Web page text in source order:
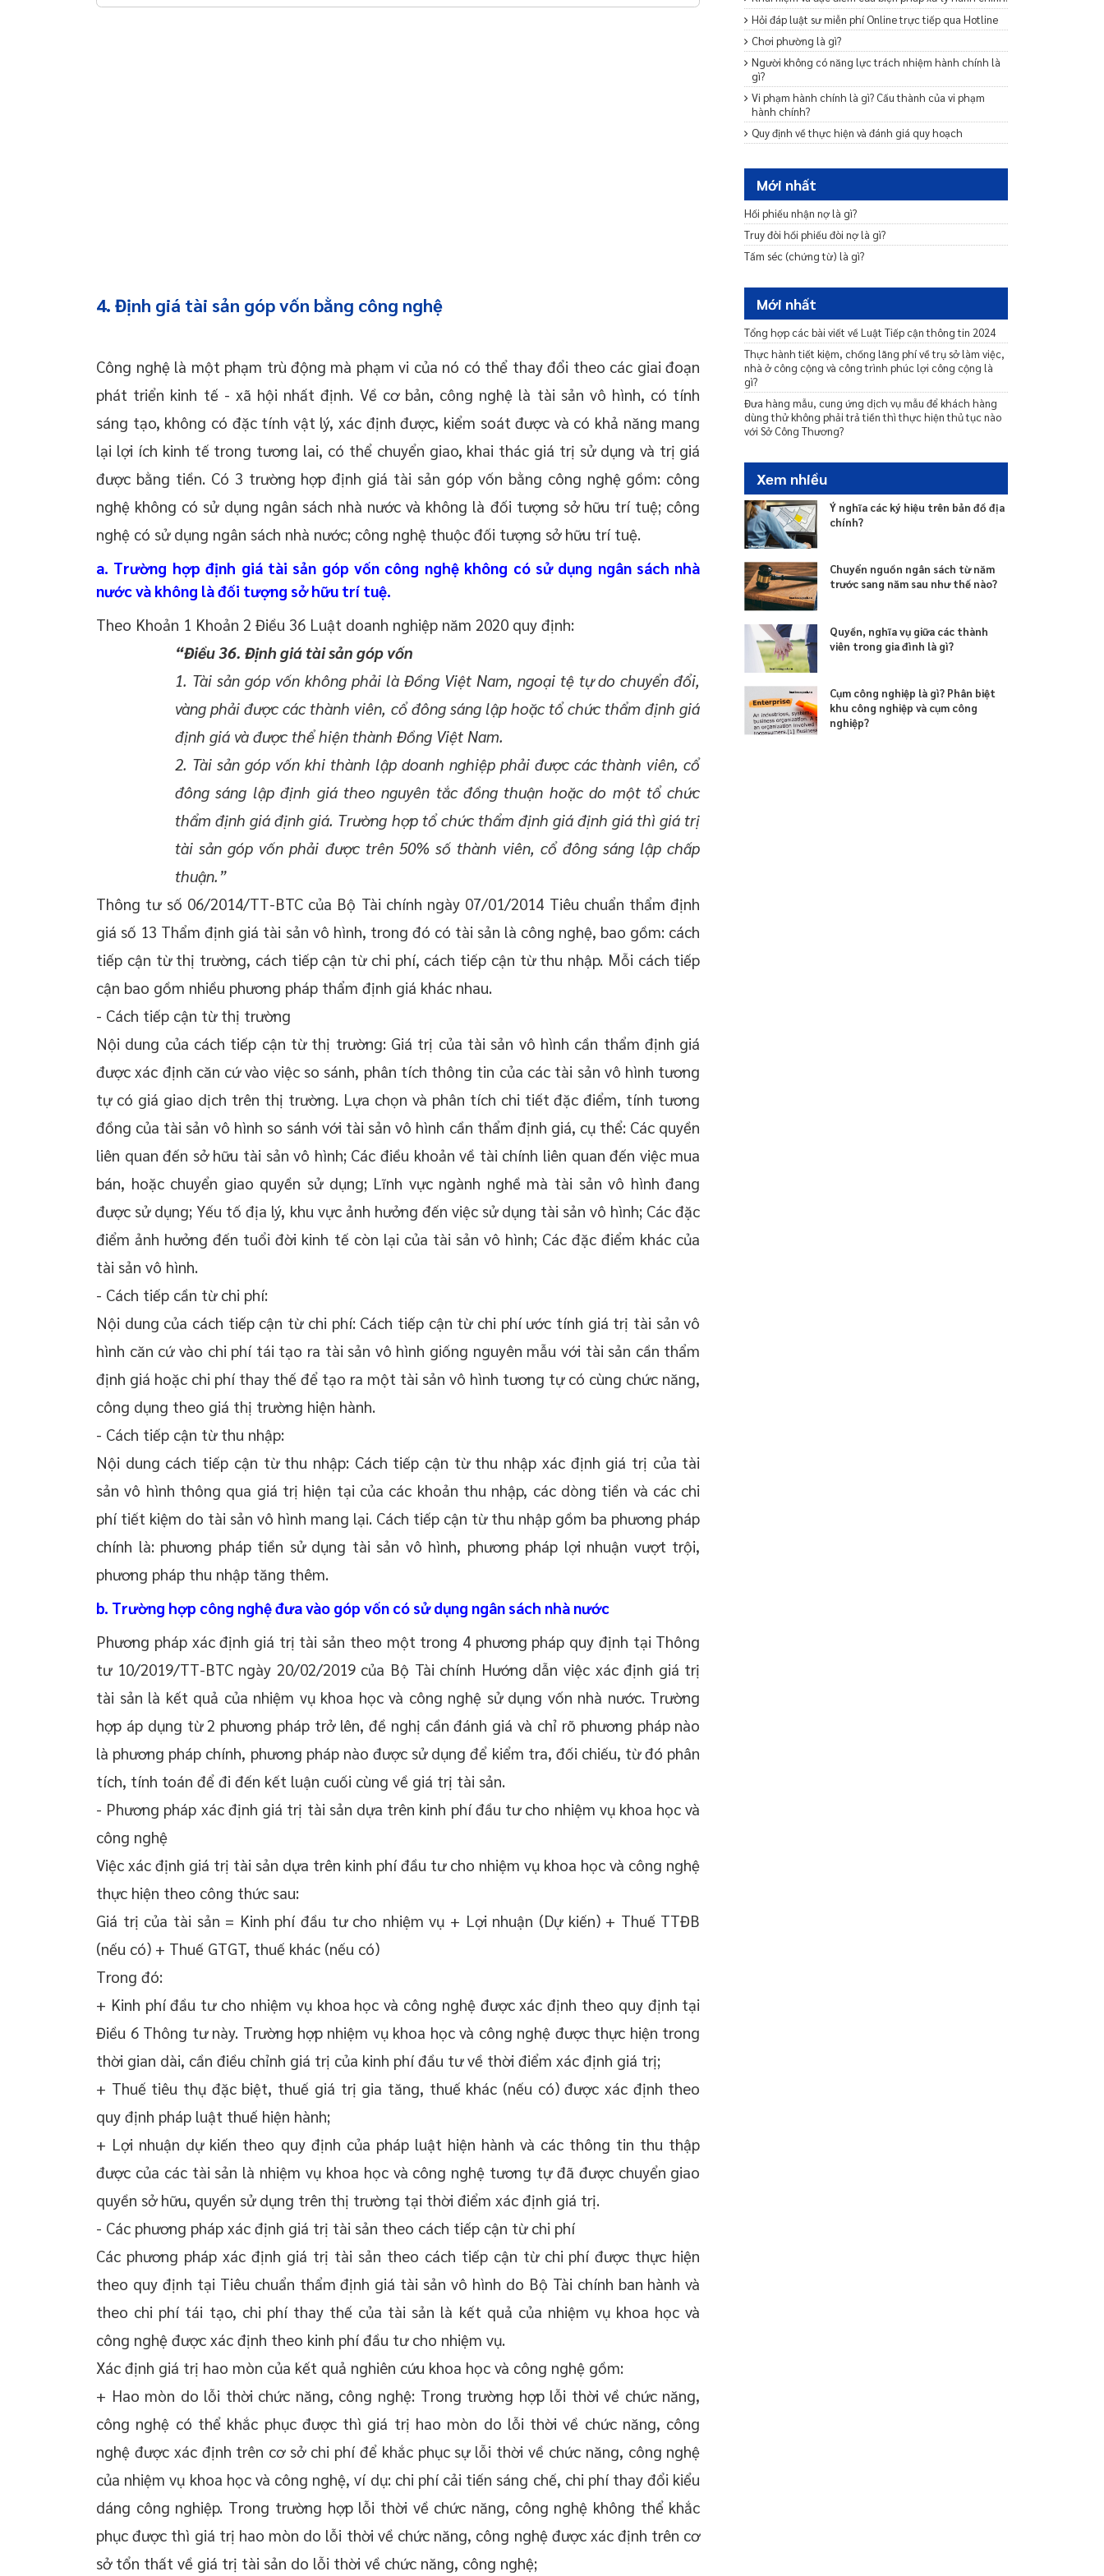
4. Định giá tài sản góp vốn bằng công nghệ
Công nghệ là một phạm trù động mà phạm vi của nó có thể thay đổi theo các giai đoạn
phát triển kinh tế - xã hội nhất định. Về cơ bản, công nghệ là tài sản vô hình, có tính
sáng tạo, không có đặc tính vật lý, xác định được, kiểm soát được và có khả năng mang
lại lợi ích kinh tế trong tương lai, có thể chuyển giao, khai thác giá trị sử dụng và trị giá
được bằng tiền. Có 3 trường hợp định giá tài sản góp vốn bằng công nghệ gồm: công
nghệ không có sử dụng ngân sách nhà nước và không là đối tượng sở hữu trí tuệ; công
nghệ có sử dụng ngân sách nhà nước; công nghệ thuộc đối tượng sở hữu trí tuệ.
a. Trường hợp định giá tài sản góp vốn công nghệ không có sử dụng ngân sách nhà
nước và không là đối tượng sở hữu trí tuệ.
Theo Khoản 1 Khoản 2 Điều 36 Luật doanh nghiệp năm 2020 quy định:
“Điều 36. Định giá tài sản góp vốn
1. Tài sản góp vốn không phải là Đồng Việt Nam, ngoại tệ tự do chuyển đổi,
vàng phải được các thành viên, cổ đông sáng lập hoặc tổ chức thẩm định giá
định giá và được thể hiện thành Đồng Việt Nam.
2. Tài sản góp vốn khi thành lập doanh nghiệp phải được các thành viên, cổ
đông sáng lập định giá theo nguyên tắc đồng thuận hoặc do một tổ chức
thẩm định giá định giá. Trường hợp tổ chức thẩm định giá định giá thì giá trị
tài sản góp vốn phải được trên 50% số thành viên, cổ đông sáng lập chấp
thuận.”
Thông tư số 06/2014/TT-BTC của Bộ Tài chính ngày 07/01/2014 Tiêu chuẩn thẩm định
giá số 13 Thẩm định giá tài sản vô hình, trong đó có tài sản là công nghệ, bao gồm: cách
tiếp cận từ thị trường, cách tiếp cận từ chi phí, cách tiếp cận từ thu nhập. Mỗi cách tiếp
cận bao gồm nhiều phương pháp thẩm định giá khác nhau.
- Cách tiếp cận từ thị trường
Nội dung của cách tiếp cận từ thị trường: Giá trị của tài sản vô hình cần thẩm định giá
được xác định căn cứ vào việc so sánh, phân tích thông tin của các tài sản vô hình tương
tự có giá giao dịch trên thị trường. Lựa chọn và phân tích chi tiết đặc điểm, tính tương
đồng của tài sản vô hình so sánh với tài sản vô hình cần thẩm định giá, cụ thể: Các quyền
liên quan đến sở hữu tài sản vô hình; Các điều khoản về tài chính liên quan đến việc mua
bán, hoặc chuyển giao quyền sử dụng; Lĩnh vực ngành nghề mà tài sản vô hình đang
được sử dụng; Yếu tố địa lý, khu vực ảnh hưởng đến việc sử dụng tài sản vô hình; Các đặc
điểm ảnh hưởng đến tuổi đời kinh tế còn lại của tài sản vô hình; Các đặc điểm khác của
tài sản vô hình.
- Cách tiếp cần từ chi phí:
Nội dung của cách tiếp cận từ chi phí: Cách tiếp cận từ chi phí ước tính giá trị tài sản vô
hình căn cứ vào chi phí tái tạo ra tài sản vô hình giống nguyên mẫu với tài sản cần thẩm
định giá hoặc chi phí thay thế để tạo ra một tài sản vô hình tương tự có cùng chức năng,
công dụng theo giá thị trường hiện hành.
- Cách tiếp cận từ thu nhập:
Nội dung cách tiếp cận từ thu nhập: Cách tiếp cận từ thu nhập xác định giá trị của tài
sản vô hình thông qua giá trị hiện tại của các khoản thu nhập, các dòng tiền và các chi
phí tiết kiệm do tài sản vô hình mang lại. Cách tiếp cận từ thu nhập gồm ba phương pháp
chính là: phương pháp tiền sử dụng tài sản vô hình, phương pháp lợi nhuận vượt trội,
phương pháp thu nhập tăng thêm.
b. Trường hợp công nghệ đưa vào góp vốn có sử dụng ngân sách nhà nước
Phương pháp xác định giá trị tài sản theo một trong 4 phương pháp quy định tại Thông
tư 10/2019/TT-BTC ngày 20/02/2019 của Bộ Tài chính Hướng dẫn việc xác định giá trị
tài sản là kết quả của nhiệm vụ khoa học và công nghệ sử dụng vốn nhà nước. Trường
hợp áp dụng từ 2 phương pháp trở lên, đề nghị cần đánh giá và chỉ rõ phương pháp nào
là phương pháp chính, phương pháp nào được sử dụng để kiểm tra, đối chiếu, từ đó phân
tích, tính toán để đi đến kết luận cuối cùng về giá trị tài sản.
- Phương pháp xác định giá trị tài sản dựa trên kinh phí đầu tư cho nhiệm vụ khoa học và
công nghệ
Việc xác định giá trị tài sản dựa trên kinh phí đầu tư cho nhiệm vụ khoa học và công nghệ
thực hiện theo công thức sau:
Giá trị của tài sản = Kinh phí đầu tư cho nhiệm vụ + Lợi nhuận (Dự kiến) + Thuế TTĐB
(nếu có) + Thuế GTGT, thuế khác (nếu có)
Trong đó:
+ Kinh phí đầu tư cho nhiệm vụ khoa học và công nghệ được xác định theo quy định tại
Điều 6 Thông tư này. Trường hợp nhiệm vụ khoa học và công nghệ được thực hiện trong
thời gian dài, cần điều chỉnh giá trị của kinh phí đầu tư về thời điểm xác định giá trị;
+ Thuế tiêu thụ đặc biệt, thuế giá trị gia tăng, thuế khác (nếu có) được xác định theo
quy định pháp luật thuế hiện hành;
+ Lợi nhuận dự kiến theo quy định của pháp luật hiện hành và các thông tin thu thập
được của các tài sản là nhiệm vụ khoa học và công nghệ tương tự đã được chuyển giao
quyền sở hữu, quyền sử dụng trên thị trường tại thời điểm xác định giá trị.
- Các phương pháp xác định giá trị tài sản theo cách tiếp cận từ chi phí
Các phương pháp xác định giá trị tài sản theo cách tiếp cận từ chi phí được thực hiện
theo quy định tại Tiêu chuẩn thẩm định giá tài sản vô hình do Bộ Tài chính ban hành và
theo chi phí tái tạo, chi phí thay thế của tài sản là kết quả của nhiệm vụ khoa học và
công nghệ được xác định theo kinh phí đầu tư cho nhiệm vụ.
Xác định giá trị hao mòn của kết quả nghiên cứu khoa học và công nghệ gồm:
+ Hao mòn do lỗi thời chức năng, công nghệ: Trong trường hợp lỗi thời về chức năng,
công nghệ có thể khắc phục được thì giá trị hao mòn do lỗi thời về chức năng, công
nghệ được xác định trên cơ sở chi phí để khắc phục sự lỗi thời về chức năng, công nghệ
của nhiệm vụ khoa học và công nghệ, ví dụ: chi phí cải tiến sáng chế, chi phí thay đổi kiểu
dáng công nghiệp. Trong trường hợp lỗi thời về chức năng, công nghệ không thể khắc
phục được thì giá trị hao mòn do lỗi thời về chức năng, công nghệ được xác định trên cơ
sở tổn thất về giá trị tài sản do lỗi thời về chức năng, công nghệ;
Hỏi đáp luật sư miễn phí Online trực tiếp qua Hotline
Chơi phường là gì?
Người không có năng lực trách nhiệm hành chính là
gì?
Vi phạm hành chính là gì? Cấu thành của vi phạm
hành chính?
Quy định về thực hiện và đánh giá quy hoạch
về quy hoạch
Quy định về công bố và cung cấp thông tin quy hoạch
Những quy định chung về quy hoạch
Quy định về tổ chức lập quy hoạch
Quy định về quyết định hoặc phê duyệt quy hoạch
Mới nhất
Hối phiếu nhận nợ là gì?
Truy đòi hối phiếu đòi nợ là gì?
Tấm séc (chứng từ) là gì?
Mới nhất
Tổng hợp các bài viết về Luật Tiếp cận thông tin 2024
Thực hành tiết kiệm, chống lãng phí về trụ sở làm việc,
nhà ở công cộng và công trình phúc lợi công cộng là
gì?
Đưa hàng mẫu, cung ứng dịch vụ mẫu để khách hàng
dùng thử không phải trả tiền thì thực hiện thủ tục nào
với Sở Công Thương?
Xem nhiều
Ý nghĩa các ký hiệu trên bản đồ địa
chính?
Chuyển nguồn ngân sách từ năm
trước sang năm sau như thế nào?
Quyền, nghĩa vụ giữa các thành
viên trong gia đình là gì?
Cụm công nghiệp là gì? Phân biệt
khu công nghiệp và cụm công
nghiệp?